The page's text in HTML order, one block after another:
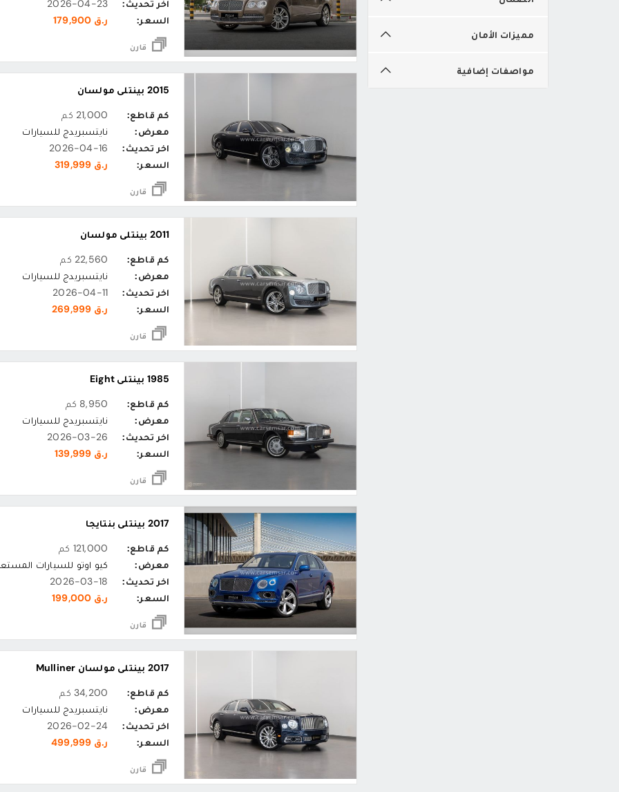
مميزات الأمان
مواصفات إضافية
اخر تحديث:
2026-04-23
السعر:
ر.ق 179,900
قارن
2015 بينتلي مولسان
كم قاطع:
21,000 كم
معرض:
نايتسبريدج للسيارات
اخر تحديث:
2026-04-16
السعر:
ر.ق 319,999
قارن
2011 بينتلي مولسان
كم قاطع:
22,560 كم
معرض:
نايتسبريدج للسيارات
اخر تحديث:
2026-04-11
السعر:
ر.ق 269,999
قارن
1985 بينتلي Eight
كم قاطع:
8,950 كم
معرض:
نايتسبريدج للسيارات
اخر تحديث:
2026-03-26
السعر:
ر.ق 139,999
قارن
2017 بينتلي بنتايجا
كم قاطع:
121,000 كم
معرض:
كيو اوتو للسيارات
اخر تحديث:
2026-03-18
السعر:
ر.ق 199,000
قارن
2017 بينتلي مولسان Mulliner
كم قاطع:
34,200 كم
معرض:
نايتسبريدج للسيارات
اخر تحديث:
2026-02-24
السعر:
ر.ق 499,999
قارن